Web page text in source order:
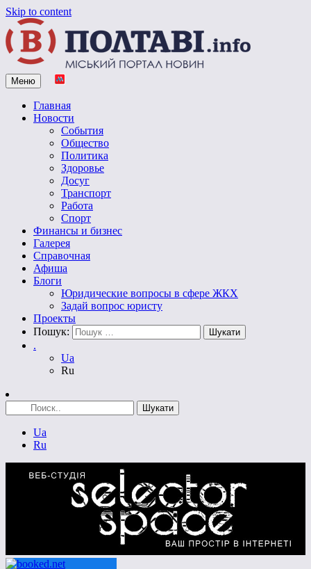
Skip to content
Vpoltave.info
Полтавский портал новостей
Меню
Главная
Новости
События
Общество
Политика
Здоровье
Досуг
Транспорт
Работа
Спорт
Финансы и бизнес
Галерея
Справочная
Афиша
Блоги
Юридические вопросы в сфере ЖКХ
Задай вопрос юристу
Проекты
Пошук:
.
Ua
Ru
Ua
Ru